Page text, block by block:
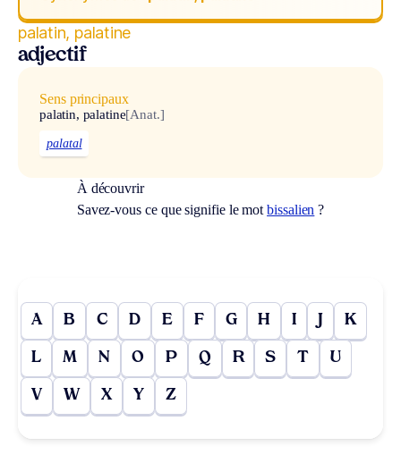
palatin, palatine
adjectif
Sens principaux
palatin, palatine[Anat.]
palatal
À découvrir
Savez-vous ce que signifie le motbissalien ?
A B C D E F G H I J K
L M N O P Q R S T U
V W X Y Z